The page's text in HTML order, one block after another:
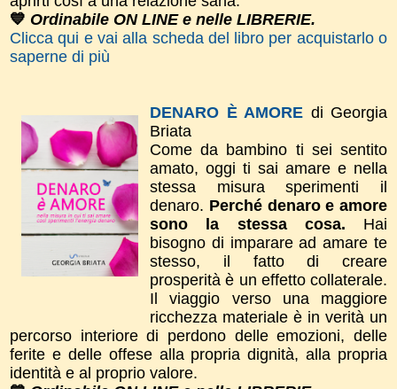
💙 Ordinabile ON LINE e nelle LIBRERIE.
Clicca qui e vai alla scheda del libro per acquistarlo o
saperne di più
DENARO È AMORE di Georgia
Briata
Come da bambino ti sei sentito
amato, oggi ti sai amare e nella
stessa misura sperimenti il
denaro. Perché denaro e amore
sono la stessa cosa. Hai
bisogno di imparare ad amare te
stesso, il fatto di creare
prosperità è un effetto collaterale.
Il viaggio verso una maggiore
ricchezza materiale è in verità un
percorso interiore di perdono delle emozioni, delle
ferite e delle offese alla propria dignità, alla propria
identità e al proprio valore.